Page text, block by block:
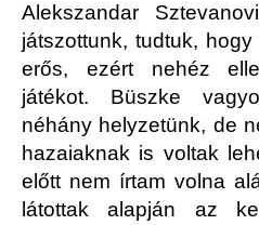
Alekszandar
játszottunk, tudtuk,
erős, ezért nehéz
játékot. Büszke
néhány helyzetünk, de
hazaiaknak is voltak
előtt nem írtam volna
látottak alapján az